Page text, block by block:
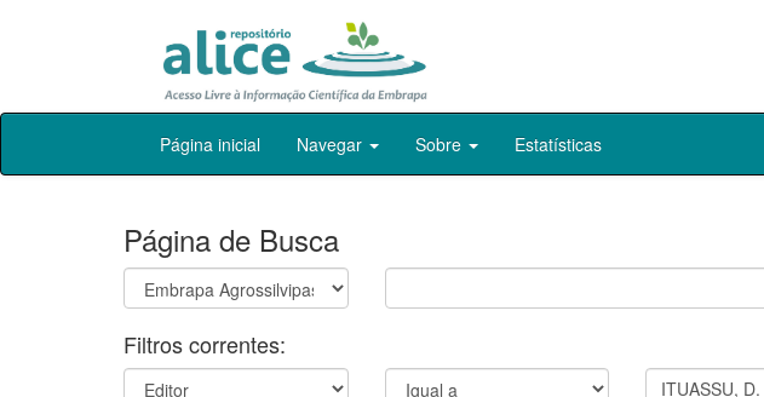
Skip
Página inicial Navegar Sobre Estatísticas
Página de Busca
Filtros correntes: